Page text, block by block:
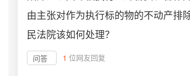
由主张对作为执行标的物的不动产排
民法院该如何处理？
问答 1 位网友回复